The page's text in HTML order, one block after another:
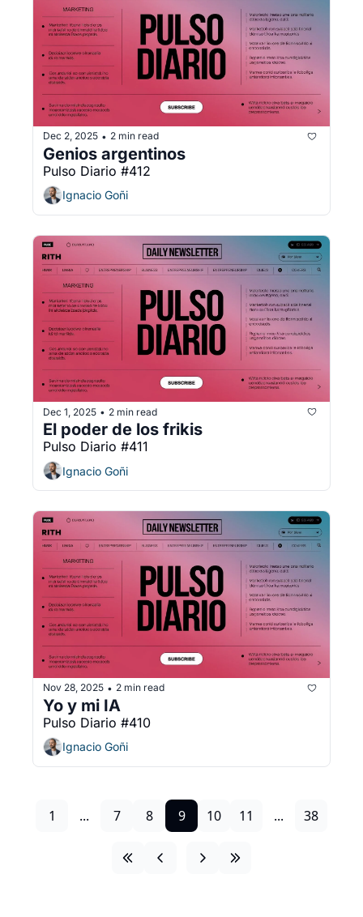
Dec 2, 2025 • 2 min read
Genios argentinos
Pulso Diario #412
Ignacio Goñi
Dec 1, 2025 • 2 min read
El poder de los frikis
Pulso Diario #411
Ignacio Goñi
Nov 28, 2025 • 2 min read
Yo y mi IA
Pulso Diario #410
Ignacio Goñi
1 ... 7 8 9 10 11 ... 38